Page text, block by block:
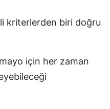
kriterlerden biri doğru
için her zaman